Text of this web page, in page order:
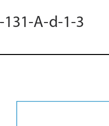
131-A-d-1-3